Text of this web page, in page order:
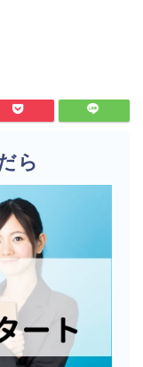
ら